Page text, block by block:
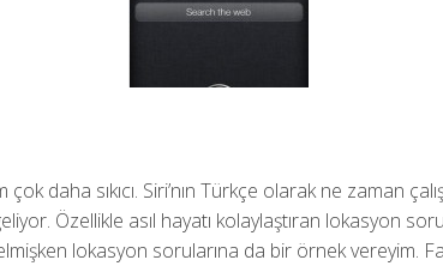
çok daha sıkıcı. Siri’nın Türkçe olarak ne zaman
Özellikle asıl hayatı kolaylaştıran lokasyon
lokasyon sorularına da bir örnek vereyim.